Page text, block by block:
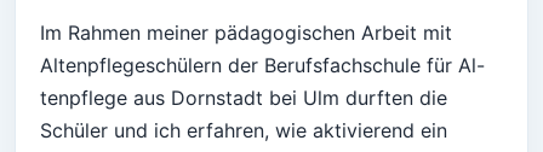
Im Rahmen meiner pädagogischen Arbeit mit
Altenpflegeschülern der Berufsfachschule für Al-
tenpflege aus Dornstadt bei Ulm durften die
Schüler und ich erfahren, wie aktivierend ein